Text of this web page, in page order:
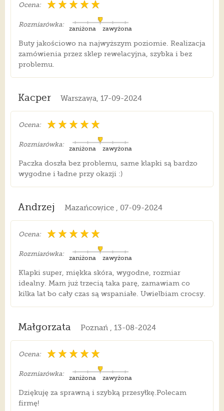
Ocena:
Rozmiarówka:
zawyżona
zaniżona
Buty jakościowo na najwyższym poziomie. Realizacja
zamówienia przez sklep rewelacyjna, szybka i bez
problemu.
Kacper Warszawa, 17-09-2024
Ocena:
Rozmiarówka:
zawyżona
zaniżona
Paczka doszła bez problemu, same klapki są bardzo
wygodne i ładne przy okazji :)
Andrzej Mazańcowice , 07-09-2024
Ocena:
Rozmiarówka:
zawyżona
zaniżona
Klapki super, miękka skóra, wygodne, rozmiar
idealny. Mam już trzecią taka parę, zamawiam co
kilka lat bo cały czas są wspaniałe. Uwielbiam crocsy.
Małgorzata Poznań , 13-08-2024
Ocena:
Rozmiarówka:
zawyżona
zaniżona
Dziękuję za sprawną i szybką przesyłkę.Polecam
firmę!